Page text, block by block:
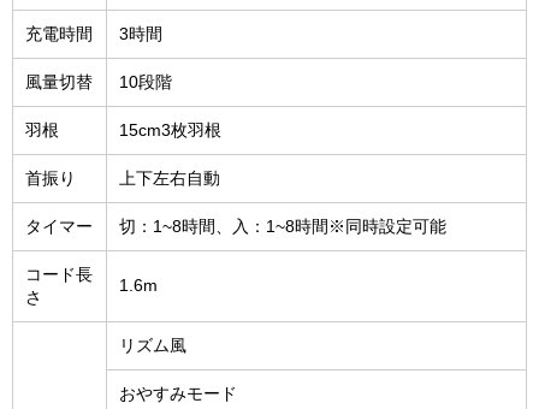
充電時間 3時間
風量切替 10段階
羽根 15cm3枚羽根
首振り 上下左右自動
タイマー 切：1~8時間、入：1~8時間※同時設定可能
コード長
さ
1.6m
リズム風
おやすみモード